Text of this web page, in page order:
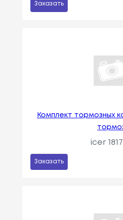
Заказать
Комплект тормозных
icer
Заказать